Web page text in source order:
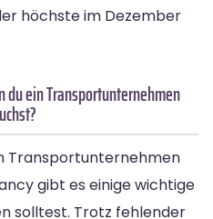
höchste im Dezember
ein Transportunternehmen
Transportunternehmen
gibt es einige wichtige
solltest. Trotz fehlender